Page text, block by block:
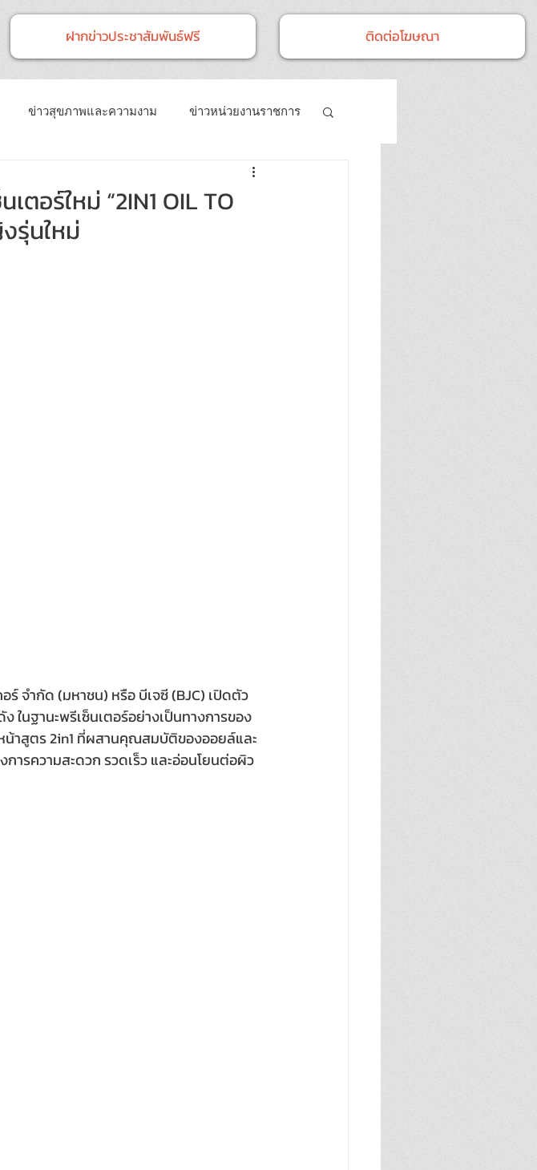
ฝากข่าวประชาสัมพันธ์ฟรี ติดต่อโฆษณา
ข่าวสุขภาพและความงาม ข่าวหน่วยงานราชการ
IT
ตอร์ใหม่ “2IN1 OIL TO
รุ่นใหม่
จำกัด (มหาชน) หรือ บีเจซี (BJC) เปิดตัว
ในฐานะพรีเซ็นเตอร์อย่างเป็นทางการของ
หน้าสูตร 2in1 ที่ผสานคุณสมบัติของออยล์และ
ารความสะดวก รวดเร็ว และอ่อนโยนต่อผิว